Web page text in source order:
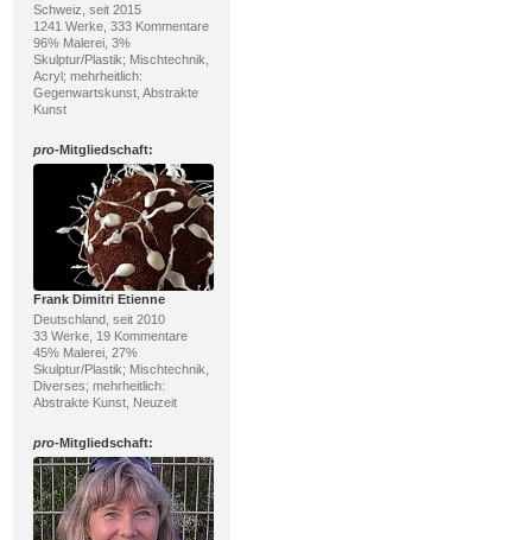
Schweiz, seit 2015
1241 Werke, 333 Kommentare
96% Malerei, 3%
Skulptur/Plastik; Mischtechnik,
Acryl; mehrheitlich:
Gegenwartskunst, Abstrakte
Kunst
pro-Mitgliedschaft:
Frank Dimitri Etienne
Deutschland, seit 2010
33 Werke, 19 Kommentare
45% Malerei, 27%
Skulptur/Plastik; Mischtechnik,
Diverses; mehrheitlich:
Abstrakte Kunst, Neuzeit
pro-Mitgliedschaft: